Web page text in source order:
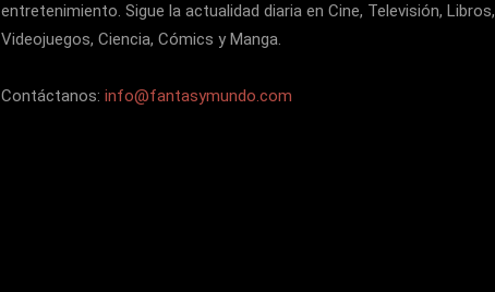
entretenimiento. Sigue la actualidad diaria en Cine, Televisión, Libros,
Videojuegos, Ciencia, Cómics y Manga.
Contáctanos: info@fantasymundo.com